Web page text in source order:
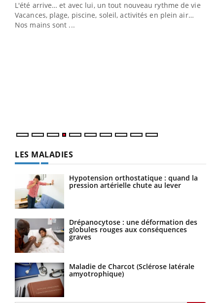
L'été arrive… et avec lui, un tout nouveau rythme de vie !
Vacances, plage, piscine, soleil, activités en plein air…
Nos mains sont ...
LES MALADIES
Hypotension orthostatique : quand la
pression artérielle chute au lever
Drépanocytose : une déformation des
globules rouges aux conséquences
graves
Maladie de Charcot (Sclérose latérale
amyotrophique)